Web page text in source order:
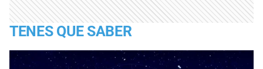
TENES QUE SABER